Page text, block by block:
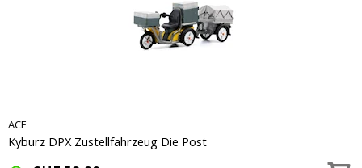
ACE
Kyburz DPX Zustellfahrzeug Die Post